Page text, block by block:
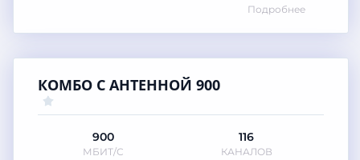
Подробнее
КОМБО С АНТЕННОЙ 900
900
МБИТ/С
116
КАНАЛОВ